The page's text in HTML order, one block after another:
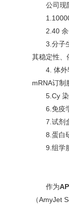
公司现
2.40
3.分子
其稳定性、
4. 体
mRNA订制
5.Cy
6.免疫
7.试剂
8.蛋白
9.组学
作为
（AmyJet